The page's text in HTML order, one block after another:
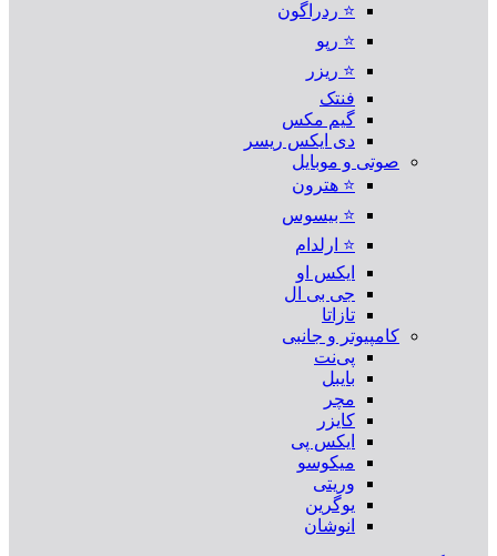
⭐ ردراگون
⭐ رپو
⭐ ریزر
فنتک
گیم مکس
دی ایکس ریسر
صوتی و موبایل
⭐ هترون
⭐ بیسوس
⭐ ارلدام
ایکس او
جی بی ال
تازاتا
کامپیوتر و جانبی
پی‌نت
بایبل
مچر
کایزر
ایکس پی
میکوسو
وریتی
یوگرین
انوشان